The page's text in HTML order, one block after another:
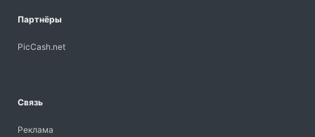
Партнёры
PicCash.net
Связь
Реклама